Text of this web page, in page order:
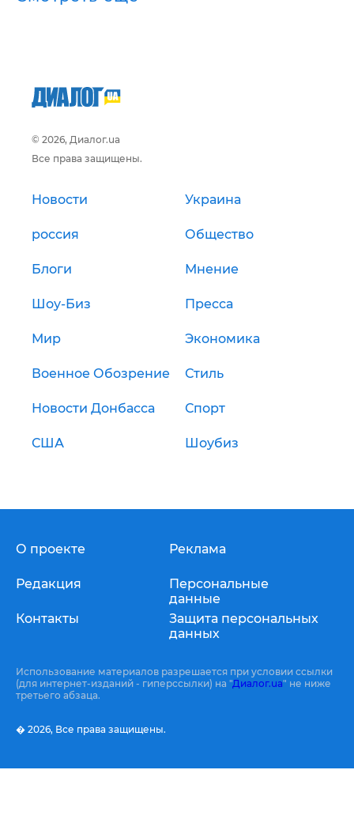
© 2026, Диалог.ua
Все права защищены.
Новости Украина
россия Общество
Блоги Мнение
Шоу-Биз Пресса
Мир Экономика
Военное Обозрение Стиль
Новости Донбасса Спорт
США Шоубиз
О проекте
Редакция
Контакты
Реклама
Персональные
данные
Защита персональных
данных
Использование материалов разрешается при условии ссылки
(для интернет-изданий - гиперссылки) на "Диалог.ua" не ниже
третьего абзаца.
� 2026, Все права защищены.